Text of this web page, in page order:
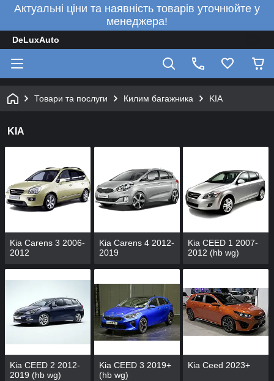
Актуальні ціни та наявність товарів уточнюйте у
менеджера!
DeLuxAuto
Товари та послуги Килим багажника KIA
KIA
Kia Carens 3 2006-
2012
Kia Carens 4 2012-
2019
Kia CEED 1 2007-
2012 (hb wg)
Kia CEED 2 2012-
2019 (hb wg)
Kia CEED 3 2019+
(hb wg)
Kia Ceed 2023+